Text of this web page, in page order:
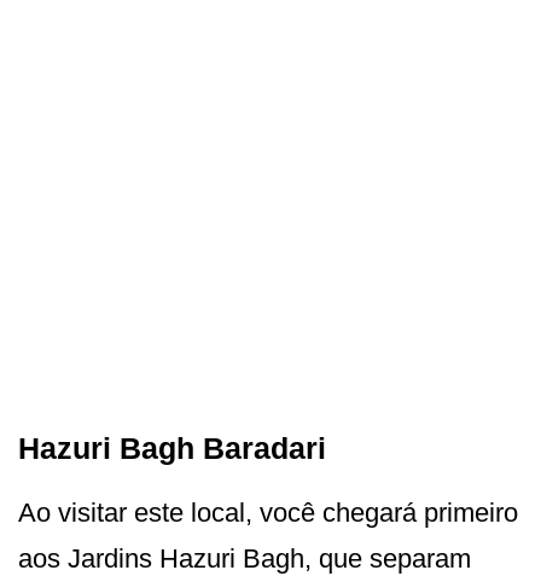
Hazuri Bagh Baradari
Ao visitar este local, você chegará primeiro
aos Jardins Hazuri Bagh, que separam